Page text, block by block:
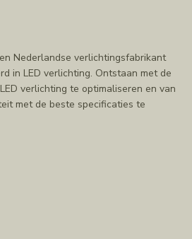
Nederlandse verlichtingsfabrikant
in LED verlichting. Ontstaan met de
verlichting te optimaliseren en van
met de beste specificaties te